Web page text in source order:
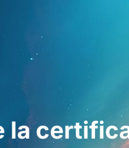
Para profesionales
la